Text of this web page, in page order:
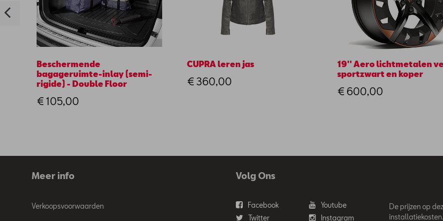
Beschermende
bagageruimte-inlay (semi-
rigide) - Double Floor
€ 105,00
CUPRA leren jas
€ 360,00
19'' Aero lichtmetalen
sportzwart en koper
€ 600,00
Meer info
Verkoopsvoorwaarden
Volg Ons
Facebook
Youtube
Twitter
Instagram
De prijzen op